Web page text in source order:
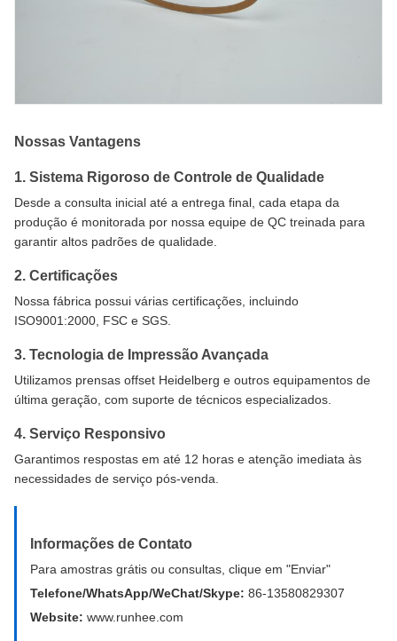
Nossas Vantagens
1. Sistema Rigoroso de Controle de Qualidade
Desde a consulta inicial até a entrega final, cada etapa da
produção é monitorada por nossa equipe de QC treinada para
garantir altos padrões de qualidade.
2. Certificações
Nossa fábrica possui várias certificações, incluindo
ISO9001:2000, FSC e SGS.
3. Tecnologia de Impressão Avançada
Utilizamos prensas offset Heidelberg e outros equipamentos de
última geração, com suporte de técnicos especializados.
4. Serviço Responsivo
Garantimos respostas em até 12 horas e atenção imediata às
necessidades de serviço pós-venda.
Informações de Contato
Para amostras grátis ou consultas, clique em "Enviar"
Telefone/WhatsApp/WeChat/Skype: 86-13580829307
Website: www.runhee.com